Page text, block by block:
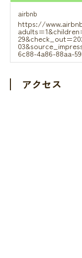
airbnb
https://
6c88-4a86-88aa-
アクセス